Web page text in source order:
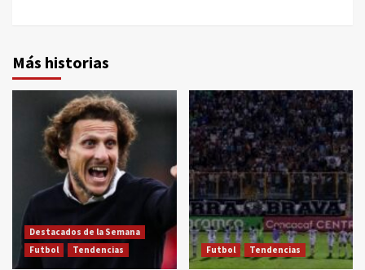
Más historias
Destacados de la Semana
Futbol
Tendencias Futbol Tendencias